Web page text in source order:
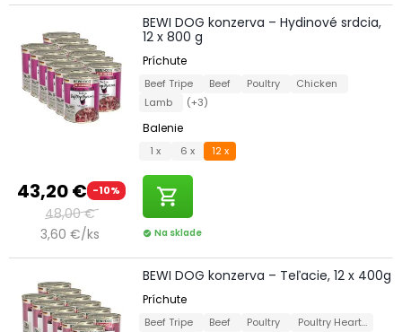
43,20 € -10%
48,00 €
3,60 €/ks
BEWI DOG konzerva – Hydinové srdcia,
12 x 800 g
Príchute
Beef Tripe Beef Poultry
Chicken
Lamb
(+3)
Balenie
1 x 6 x 12 x
shopping_cart
check_circle Na sklade
BEWI DOG konzerva – Teľacie, 12 x 400g
Príchute
Beef Tripe Beef Poultry
Poultry Hearts